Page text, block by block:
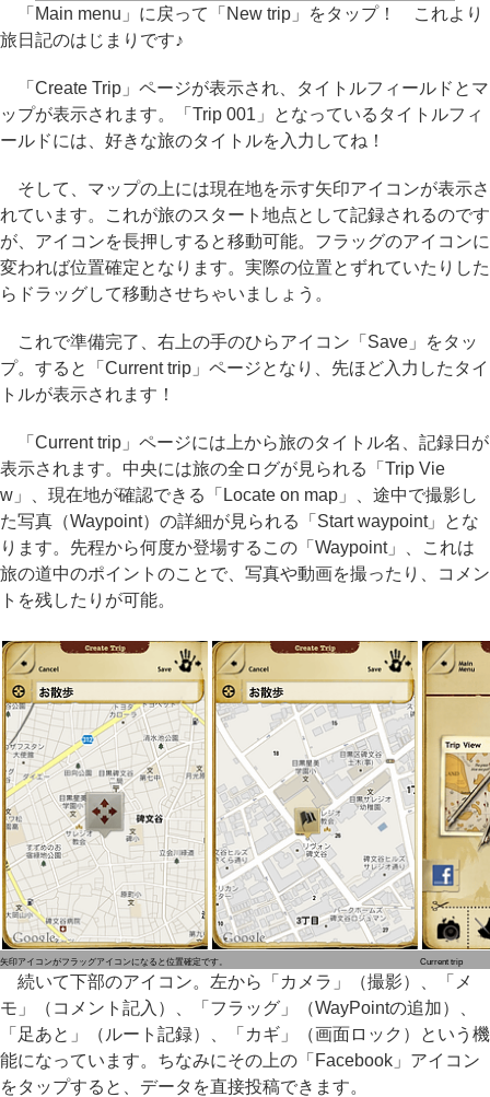
「Main menu」に戻って「New trip」をタップ！ これより
旅日記のはじまりです♪
「Create Trip」ページが表示され、タイトルフィールドとマ
ップが表示されます。「Trip 001」となっているタイトルフィ
ールドには、好きな旅のタイトルを入力してね！
そして、マップの上には現在地を示す矢印アイコンが表示さ
れています。これが旅のスタート地点として記録されるのです
が、アイコンを長押しすると移動可能。フラッグのアイコンに
変われば位置確定となります。実際の位置とずれていたりした
らドラッグして移動させちゃいましょう。
これで準備完了、右上の手のひらアイコン「Save」をタッ
プ。すると「Current trip」ページとなり、先ほど入力したタイ
トルが表示されます！
「Current trip」ページには上から旅のタイトル名、記録日が
表示されます。中央には旅の全ログが見られる「Trip Vie
w」、現在地が確認できる「Locate on map」、途中で撮影し
た写真（Waypoint）の詳細が見られる「Start waypoint」とな
ります。先程から何度か登場するこの「Waypoint」、これは
旅の道中のポイントのことで、写真や動画を撮ったり、コメン
トを残したりが可能。
矢印アイコンがフラッグアイコンになると位置確定です。 Current trip
続いて下部のアイコン。左から「カメラ」（撮影）、「メ
モ」（コメント記入）、「フラッグ」（WayPointの追加）、
「足あと」（ルート記録）、「カギ」（画面ロック）という機
能になっています。ちなみにその上の「Facebook」アイコン
をタップすると、データを直接投稿できます。